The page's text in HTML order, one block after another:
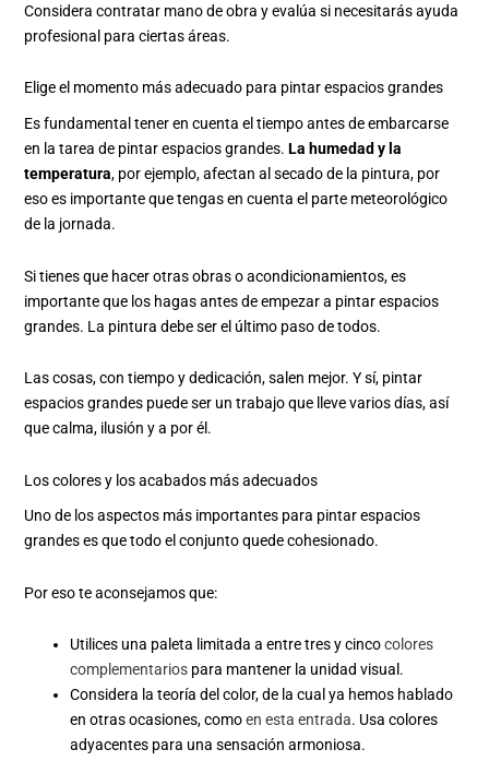
Considera contratar mano de obra y evalúa si necesitarás ayuda
profesional para ciertas áreas.
Elige el momento más adecuado para pintar espacios grandes
Es fundamental tener en cuenta el tiempo antes de embarcarse
en la tarea de pintar espacios grandes.La humedad y la
temperatura, por ejemplo, afectan al secado de la pintura, por
eso es importante que tengas en cuenta el parte meteorológico
de la jornada.
Si tienes que hacer otras obras o acondicionamientos, es
importante que los hagas antes de empezar a pintar espacios
grandes. La pintura debe ser el último paso de todos.
Las cosas, con tiempo y dedicación, salen mejor. Y sí, pintar
espacios grandes puede ser un trabajo que lleve varios días, así
que calma, ilusión y a por él.
Los colores y los acabados más adecuados
Uno de los aspectos más importantes para pintar espacios
grandes es que todo el conjunto quede cohesionado.
Por eso te aconsejamos que:
Utilices una paleta limitada a entre tres y cincocolores
complementarios para mantener la unidad visual.
Considera la teoría del color, de la cual ya hemos hablado
en otras ocasiones, comoen esta entrada. Usa colores
adyacentes para una sensación armoniosa.